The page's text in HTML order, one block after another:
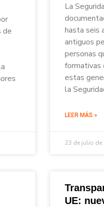
de
La
hasta seis
antiguos
personas
formativas
estas
la
LEER MÁS »
23 de julio de
UE: